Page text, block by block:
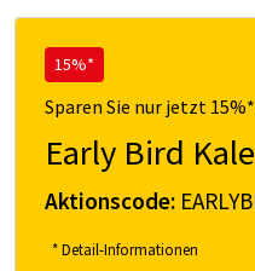
15%*
Sparen Sie nur jetzt
Early Bird
Aktionscode:
* Detail-Informationen